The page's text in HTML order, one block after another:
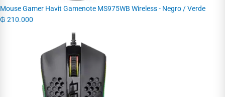
Mouse Gamer Havit Gamenote MS975WB Wireless - Negro / Verde
₲ 210.000